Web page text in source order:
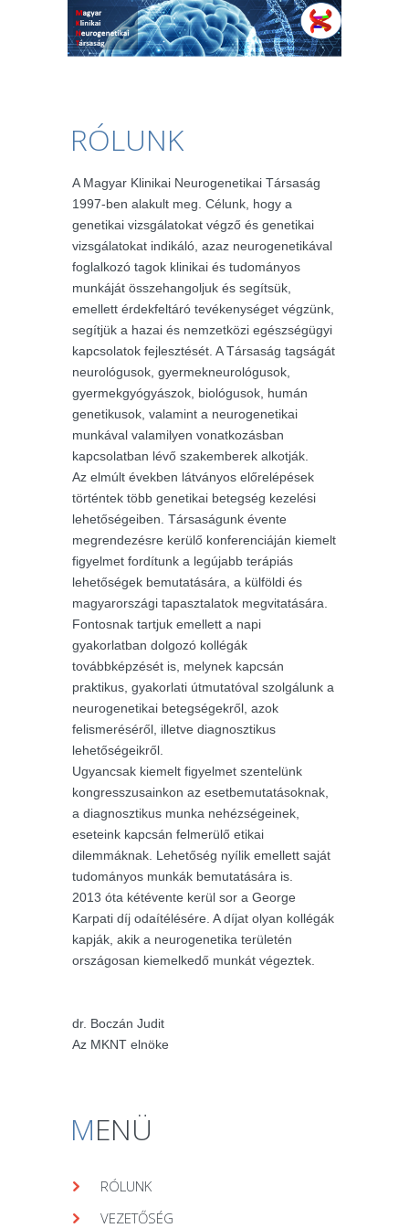
RÓLUNK
A Magyar Klinikai Neurogenetikai Társaság
1997-ben alakult meg. Célunk, hogy a
genetikai vizsgálatokat végző és genetikai
vizsgálatokat indikáló, azaz neurogenetikával
foglalkozó tagok klinikai és tudományos
munkáját összehangoljuk és segítsük,
emellett érdekfeltáró tevékenységet végzünk,
segítjük a hazai és nemzetközi egészségügyi
kapcsolatok fejlesztését. A Társaság tagságát
neurológusok, gyermekneurológusok,
gyermekgyógyászok, biológusok, humán
genetikusok, valamint a neurogenetikai
munkával valamilyen vonatkozásban
kapcsolatban lévő szakemberek alkotják.
Az elmúlt években látványos előrelépések
történtek több genetikai betegség kezelési
lehetőségeiben. Társaságunk évente
megrendezésre kerülő konferenciáján kiemelt
figyelmet fordítunk a legújabb terápiás
lehetőségek bemutatására, a külföldi és
magyarországi tapasztalatok megvitatására.
Fontosnak tartjuk emellett a napi
gyakorlatban dolgozó kollégák
továbbképzését is, melynek kapcsán
praktikus, gyakorlati útmutatóval szolgálunk a
neurogenetikai betegségekről, azok
felismeréséről, illetve diagnosztikus
lehetőségeikről.
Ugyancsak kiemelt figyelmet szentelünk
kongresszusainkon az esetbemutatásoknak,
a diagnosztikus munka nehézségeinek,
eseteink kapcsán felmerülő etikai
dilemmáknak. Lehetőség nyílik emellett saját
tudományos munkák bemutatására is.
2013 óta kétévente kerül sor a George
Karpati díj odaítélésére. A díjat olyan kollégák
kapják, akik a neurogenetika területén
országosan kiemelkedő munkát végeztek.
dr. Boczán Judit
Az MKNT elnöke
MENÜ
RÓLUNK
VEZETŐSÉG